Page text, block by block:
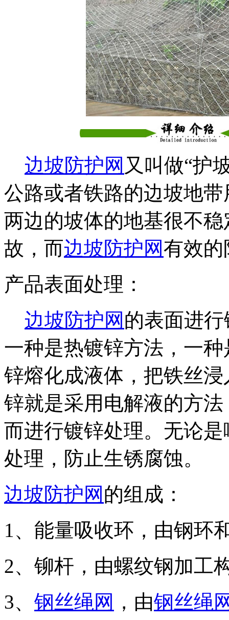
边坡防护网 又叫做“护
公路或者铁路的边坡地
两边的坡体的地基很不
故，而边坡防护网有效的
产品表面处理：
边坡防护网 的表面进
一种是热镀锌方法，一
锌熔化成液体，把铁丝
锌就是采用电解液的方
而进行镀锌处理。无论
处理，防止生锈腐蚀。
边坡防护网 的组成：
1、能量吸收环，由钢环
2、铆杆，由螺纹钢加工
3、 钢丝绳网 ，由钢丝绳